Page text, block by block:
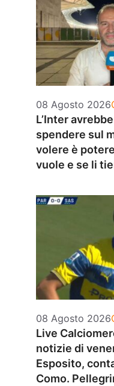
08 Agosto 2026
L’Inter
spendere sul
volere è
vuole e se li
08 Agosto 2026
Live
notizie di
Esposito,
Como.